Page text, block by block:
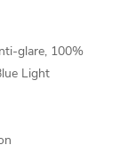
glare, 100%
Light